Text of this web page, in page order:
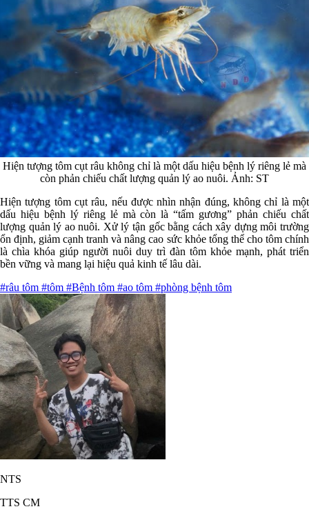
Hiện tượng tôm cụt râu không chỉ là một dấu hiệu bệnh lý riêng lẻ mà
còn phản chiếu chất lượng quản lý ao nuôi. Ảnh: ST
Hiện tượng tôm cụt râu, nếu được nhìn nhận đúng, không chỉ là một
dấu hiệu bệnh lý riêng lẻ mà còn là “tấm gương” phản chiếu chất
lượng quản lý ao nuôi. Xử lý tận gốc bằng cách xây dựng môi trường
ổn định, giảm cạnh tranh và nâng cao sức khỏe tổng thể cho tôm chính
là chìa khóa giúp người nuôi duy trì đàn tôm khỏe mạnh, phát triển
bền vững và mang lại hiệu quả kinh tế lâu dài.
#râu tôm #tôm #Bệnh tôm #ao tôm #phòng bệnh tôm
NTS
TTS CM